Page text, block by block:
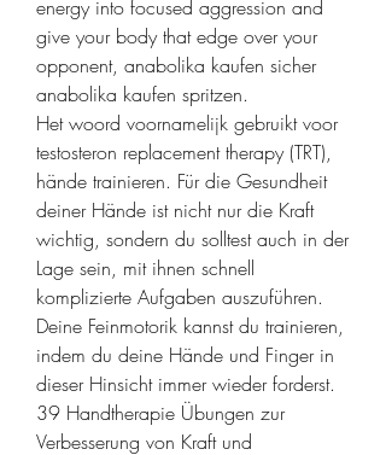
energy into focused aggression and
give your body that edge over your
opponent, anabolika kaufen sicher
anabolika kaufen spritzen.
Het woord voornamelijk gebruikt voor
testosteron replacement therapy (TRT),
hände trainieren. Für die Gesundheit
deiner Hände ist nicht nur die Kraft
wichtig, sondern du solltest auch in der
Lage sein, mit ihnen schnell
komplizierte Aufgaben auszuführen.
Deine Feinmotorik kannst du trainieren,
indem du deine Hände und Finger in
dieser Hinsicht immer wieder forderst.
39 Handtherapie Übungen zur
Verbesserung von Kraft und